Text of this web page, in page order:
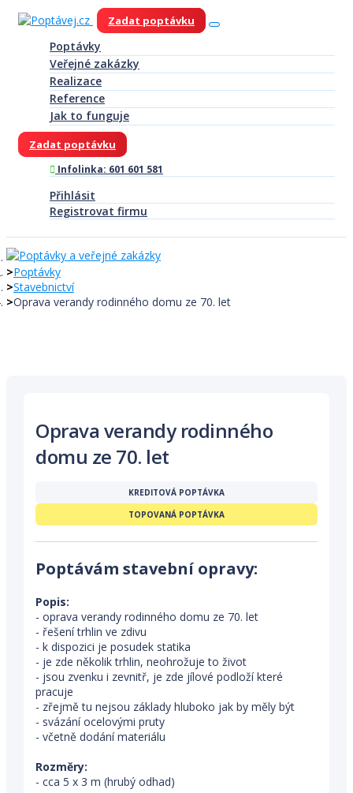
Zadat poptávku
Poptávky
Veřejné zakázky
Realizace
Reference
Jak to funguje
Zadat poptávku
Infolinka: 601 601 581
Přihlásit
Registrovat firmu
Poptávky
Stavebnictví
Oprava verandy rodinného domu ze 70. let
Oprava verandy rodinného
domu ze 70. let
KREDITOVÁ POPTÁVKA
TOPOVANÁ POPTÁVKA
Poptávám stavební opravy:
Popis:
- oprava verandy rodinného domu ze 70. let
- řešení trhlin ve zdivu
- k dispozici je posudek statika
- je zde několik trhlin, neohrožuje to život
- jsou zvenku i zevnitř, je zde jílové podloží které
pracuje
- zřejmě tu nejsou základy hluboko jak by měly být
- svázání ocelovými pruty
- včetně dodání materiálu
Rozměry:
- cca 5 x 3 m (hrubý odhad)